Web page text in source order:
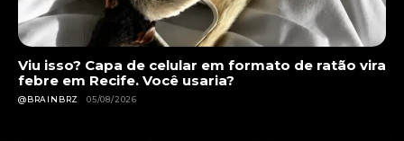
Viu isso? Capa de celular em formato de ratão vira
febre em Recife. Você usaria?
@BRAINBRZ 05/08/2026